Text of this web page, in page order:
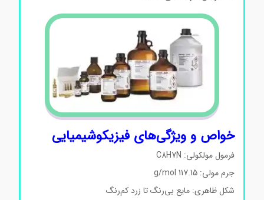
خواص و ویژگی‌های فیزیکوشیمیایی
فرمول مولکولی: C8H7N
جرم مولی: 117.15 g/mol
شکل ظاهری: مایع بی‌رنگ تا زرد کم‌رنگ